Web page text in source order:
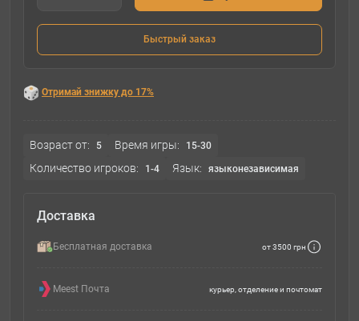
Быстрый заказ
Отримай знижку до 17%
Возраст от: 5 Время игры: 15-30
Количество игроков: 1-4 Язык: языконезависимая
Доставка
Бесплатная доставка от 3500 грн
Meest Почта курьер, отделение и почтомат